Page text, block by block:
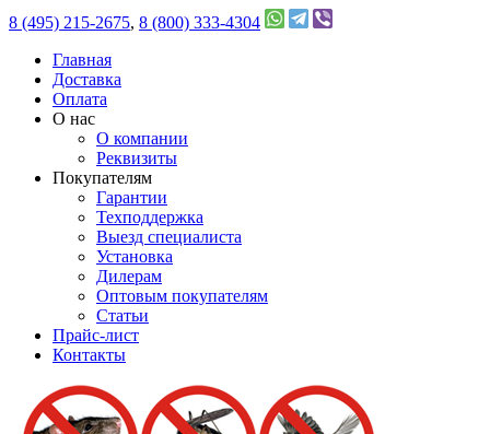
8 (495) 215-2675, 8 (800) 333-4304
Главная
Доставка
Оплата
О нас
О компании
Реквизиты
Покупателям
Гарантии
Техподдержка
Выезд специалиста
Установка
Дилерам
Оптовым покупателям
Статьи
Прайс-лист
Контакты